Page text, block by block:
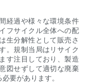
経過や様々な環境条件
フサイクル全体への配
生分解性として販売さ
。規制当局はリサイク
す注目しており、製造
図せずして適切な廃棄
要があります。